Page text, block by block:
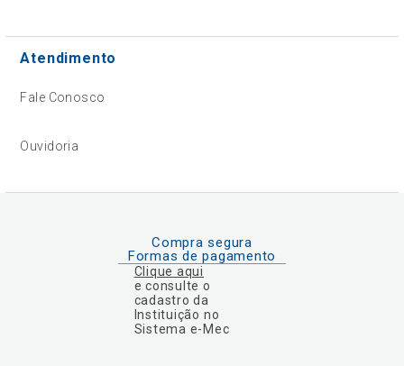
Atendimento
Fale Conosco
Ouvidoria
Compra segura
Formas de pagamento
Clique aqui
e consulte o
cadastro da
Instituição no
Sistema e-Mec